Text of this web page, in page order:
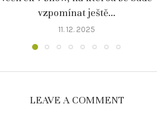
vzpomínat ještě...
11. 12. 2025
LEAVE A COMMENT